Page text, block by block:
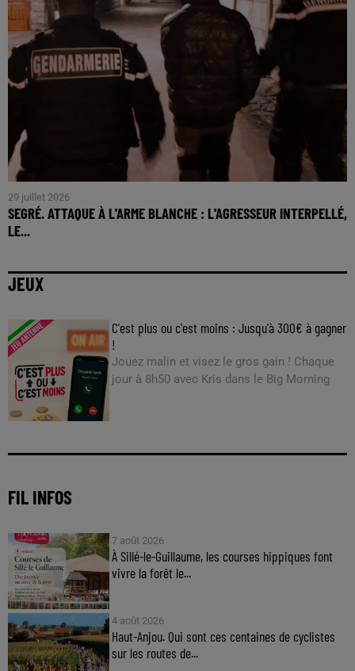
29 juillet 2026
SEGRÉ. ATTAQUE À L'ARME BLANCHE : L'AGRESSEUR INTERPELLÉ,
LE...
JEUX
C'est plus ou c'est moins : Jusqu'à 300€ à gagner
!
Jouez malin et visez le gros gain ! Chaque
jour à 8h50 avec Kris dans le Big Morning
FIL INFOS
7 août 2026
À Sillé-le-Guillaume, les courses hippiques font
vivre la forêt le...
4 août 2026
Haut-Anjou. Qui sont ces centaines de cyclistes
sur les routes de...